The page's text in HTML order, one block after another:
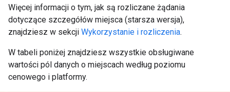
Więcej informacji o tym, jak są rozliczane żądania
dotyczące szczegółów miejsca (starsza wersja),
znajdziesz w sekcji Wykorzystanie i rozliczenia.
W tabeli poniżej znajdziesz wszystkie obsługiwane
wartości pól danych o miejscach według poziomu
cenowego i platformy.